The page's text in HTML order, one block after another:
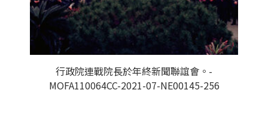
行政院連戰院長於年終新聞聯誼會。-
MOFA110064CC-2021-07-NE00145-256